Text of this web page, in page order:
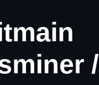
/